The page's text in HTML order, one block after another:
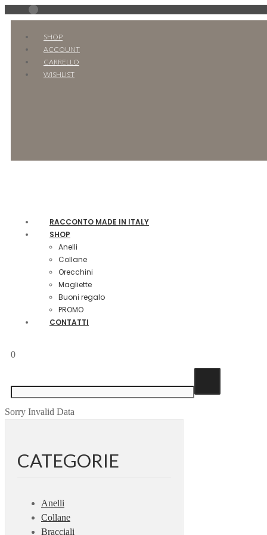
SHOP
ACCOUNT
CARRELLO
WISHLIST
RACCONTO MADE IN ITALY
SHOP
Anelli
Collane
Orecchini
Magliette
Buoni regalo
PROMO
CONTATTI
0
Sorry Invalid Data
CATEGORIE
Anelli
Collane
Bracciali